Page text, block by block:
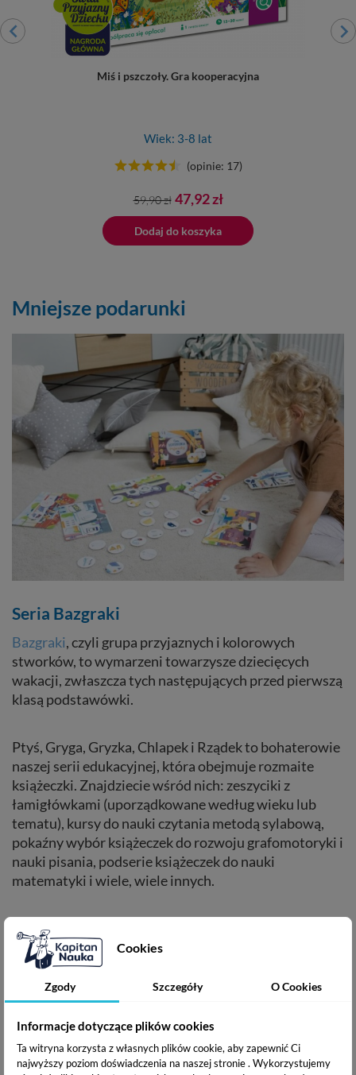
Miś i pszczoły. Gra kooperacyjna
Wiek: 3-8 lat
(opinie: 17)
Cena
podstawowa
59,90 zł Cena
47,92 zł
Dodaj do koszyka
Mniejsze podarunki
Seria Bazgraki
Bazgraki, czyli grupa przyjaznych i kolorowych
stworków, to wymarzeni towarzysze dziecięcych
wakacji, zwłaszcza tych następujących przed pierwszą
klasą podstawówki.
Ptyś, Gryga, Gryzka, Chlapek i Rządek to bohaterowie
naszej serii edukacyjnej, która obejmuje rozmaite
książeczki. Znajdziecie wśród nich: zeszyciki z
łamigłówkami (uporządkowane według wieku lub
tematu), kursy do nauki czytania metodą sylabową,
pokaźny wybór książeczek do rozwoju grafomotoryki i
nauki pisania, podserie książeczek do nauki
matematyki i wiele, wiele innych.
Cookies
Zgody Szczegóły O Cookies
Informacje dotyczące plików cookies
Ta witryna korzysta z własnych plików cookie, aby zapewnić Ci
najwyższy poziom doświadczenia na naszej stronie . Wykorzystujemy